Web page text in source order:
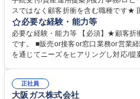
スではなく顧客折衝を含む職種です★
事していただきます。 ■窓口/後方/ロビ
ーション、お客様対応 ■窓口にて、ご来店された個人のお客様に対して金
融商品のご提案 ■効率的な事務運用の
に必ずご覧ください≫ ※記事 https://
必要な経験・能力等
必要な経験・能力等 【必須】★顧客折
です。 ■販売or接客or窓口業務or営業
を通じてニーズをヒアリングし対応/提案を実
るので安心して入行いただけます。 幅
や社内副業等を活用し、 一人ひとりが
正社員
大阪ガス株式会社